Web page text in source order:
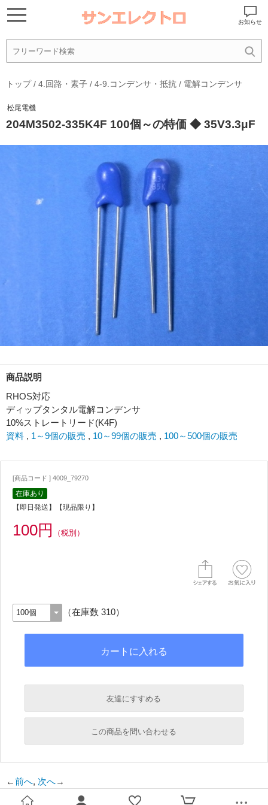
お知らせ
トップ/ 4.回路・素子 / 4-9.コンデンサ・抵抗 / 電解コンデンサ
松尾電機
204M3502-335K4F 100個～の特価 ◆ 35V3.3μF
商品説明
RHOS対応
ディップタンタル電解コンデンサ
10%ストレートリード(K4F)
資料 , 1～9個の販売 , 10～99個の販売 , 100～500個の販売
[商品コード ] 4009_79270
在庫あり
【即日発送】【現品限り】
100円 （税別）
（在庫数 310）
友達にすすめる
必須
この商品を問い合わせる
←前へ, 次へ→